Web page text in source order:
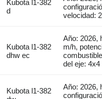
Kubota l1-382
d
velocidad:
Kubota l1-382
dhw ec
Año: 2026,
m/h,
del eje: 4x4
Kubota l1-382
Año: 2026,